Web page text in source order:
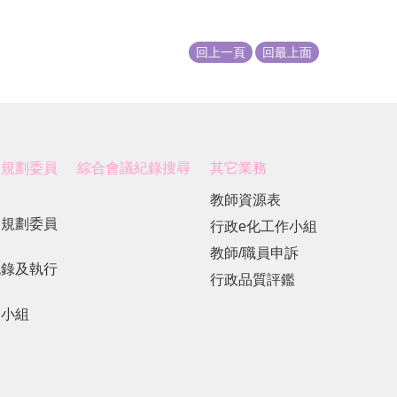
回上一頁 回最上面
劃委員
劃委員
及執行
組
綜合會議紀錄搜尋 其它業務
教師資源表
行政e化工作小組
教師/職員申訴
行政品質評鑑